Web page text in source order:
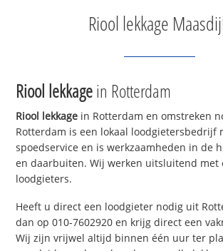
Riool lekkage
Riool lekkagein Rotterdam
Riool lekkage in Rotterdam en omstreken
Rotterdam is een lokaal loodgietersbedrijf
spoedservice en is werkzaamheden in de
en daarbuiten. Wij werken uitsluitend met
loodgieters.
Heeft u direct een loodgieter nodig uit
dan op 010-7602920 en krijg direct een
Wij zijn vrijwel altijd binnen één uur ter